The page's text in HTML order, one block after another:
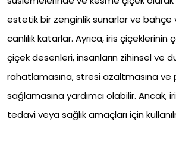
estetik bir zenginlik sunarlar ve
canlılık katarlar. Ayrıca, iris çiçeklerinin
çiçek desenleri, insanların zihinsel ve
rahatlamasına, stresi azaltmasına ve
sağlamasına yardımcı olabilir. Ancak,
tedavi veya sağlık amaçları için